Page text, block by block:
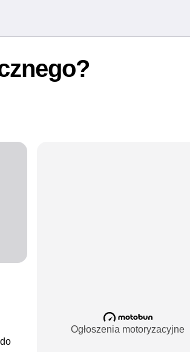
Ogłoszenia motoryzacyjne